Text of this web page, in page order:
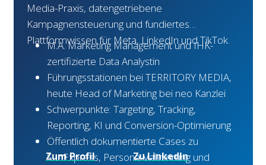
Media-Praxis, datengetriebene
Kampagnensteuerung und fundiertes
Plattformwissen für Meta, LinkedIn und TikTok.
M.A. Marketing Management und IHK-
zertifizierte Data Analystin
Führungsstationen bei TERRITORY MEDIA,
heute Head of Marketing bei neo Kanzlei
Schwerpunkte: Targeting, Tracking,
Reporting, KI und Conversion-Optimierung
Öffentlich dokumentierte Cases zu
SunExpress, Persona-Validierung und
Zum Profil
Zu LinkedIn